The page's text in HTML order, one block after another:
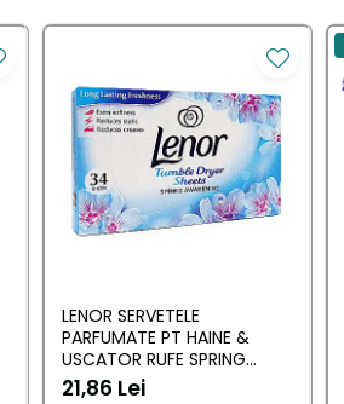
LENOR SERVETELE
PARFUMATE PT HAINE &
USCATOR RUFE SPRING
AWAKENING 34 BUC
21,86 Lei